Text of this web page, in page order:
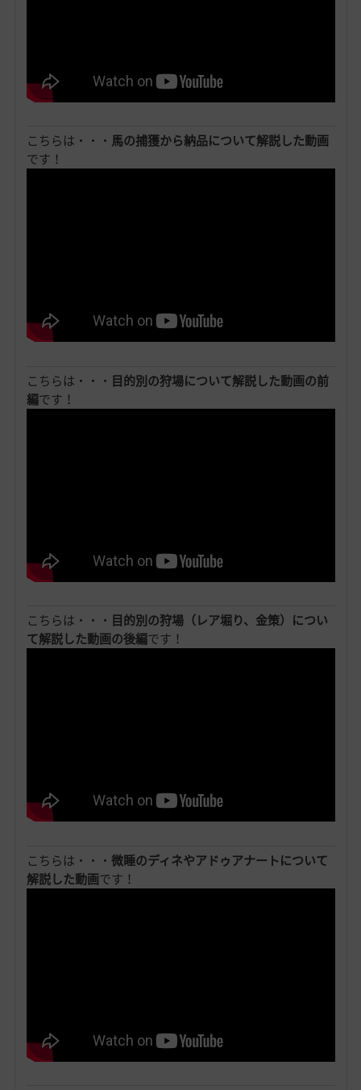
こちらは・・・ 馬の捕獲から納品について解説した動画
です！
こちらは・・・ 目的別の狩場について解説した動画の前
編です！
こちらは・・・ 目的別の狩場（レア堀り、金策）につい
て解説した動画の後編です！
こちらは・・・ 微睡のディネやアドゥアナートについて
解説した動画です！